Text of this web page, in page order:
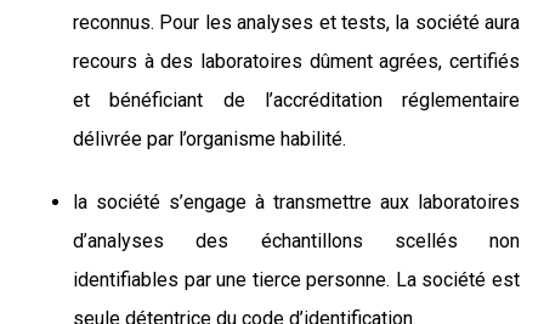
reconnus. Pour les analyses et tests, la société aura
recours à des laboratoires dûment agrées, certifiés
et bénéficiant de l’accréditation réglementaire
délivrée par l’organisme habilité.
la société s’engage à transmettre aux laboratoires
d’analyses des échantillons scellés non
identifiables par une tierce personne. La société est
seule détentrice du code d’identification.